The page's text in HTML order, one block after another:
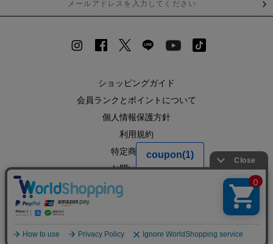
ショッピングガイド
会員ランクとポイントについて
個人情報保護方針
利用規約
特定商取引法
お問い合わせ
企業情報